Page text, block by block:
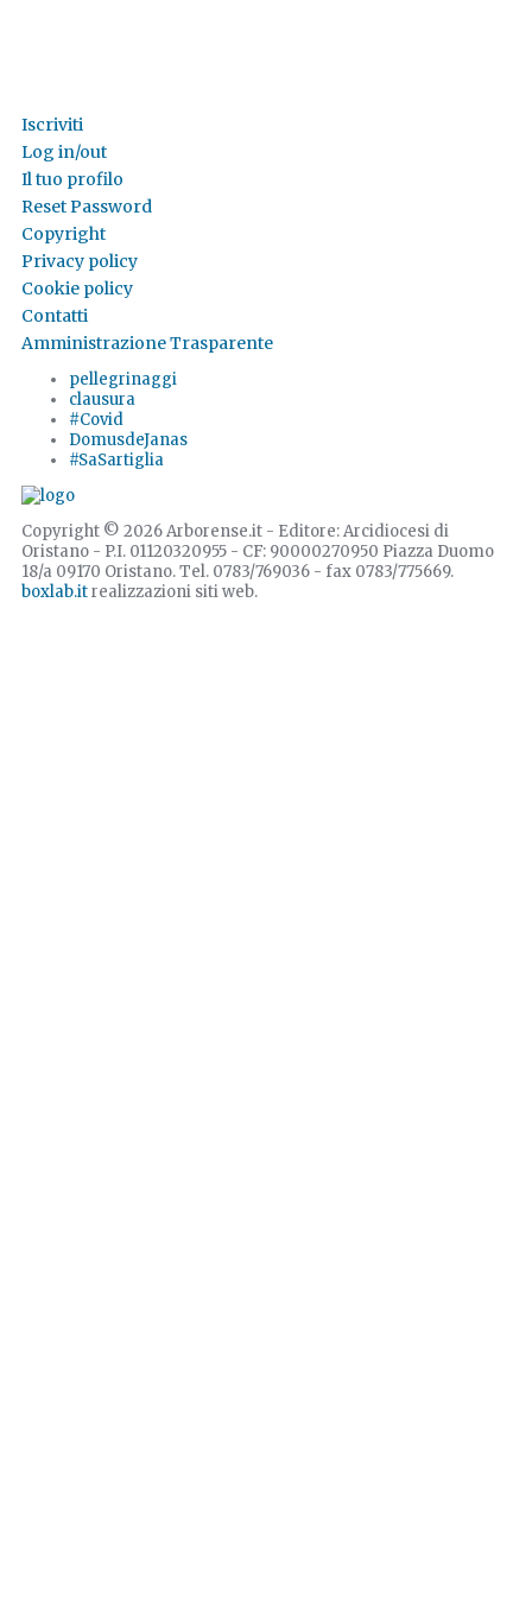
Iscriviti
Log in/out
Il tuo profilo
Reset Password
Copyright
Privacy policy
Cookie policy
Contatti
Amministrazione Trasparente
pellegrinaggi
clausura
#Covid
DomusdeJanas
#SaSartiglia
Copyright © 2026 Arborense.it - Editore: Arcidiocesi di
Oristano - P.I. 01120320955 - CF: 90000270950 Piazza Duomo
18/a 09170 Oristano. Tel. 0783/769036 - fax 0783/775669.
boxlab.itrealizzazioni siti web.